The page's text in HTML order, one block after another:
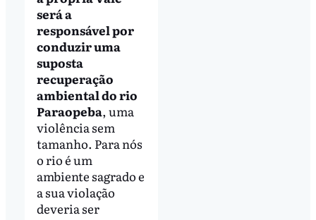
será a
responsável por
conduzir uma
suposta
recuperação
ambiental do rio
Paraopeba, uma
violência sem
tamanho. Para nós
o rio é um
ambiente sagrado e
a sua violação
deveria ser